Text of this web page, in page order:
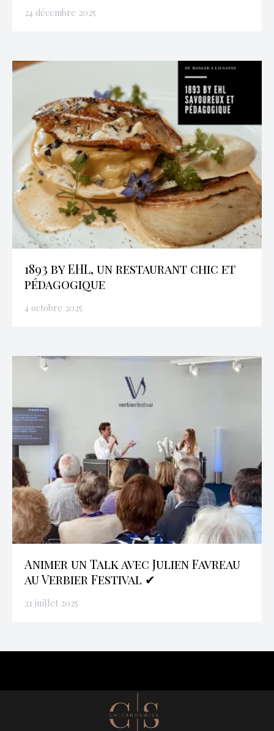
24 décembre 2025
1893 by EHL, un restaurant chic et
pédagogique
4 octobre 2025
Animer un Talk avec Julien Favreau
au Verbier Festival ✔
21 juillet 2025